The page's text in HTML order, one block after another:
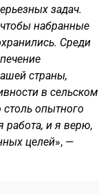
задач.
набранные
Среди
страны,
в сельском
столь опытного
работа, и я верю,
целей», —